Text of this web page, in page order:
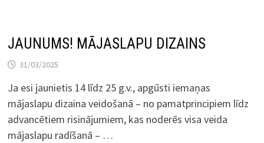
JAUNUMS! MĀJASLAPU DIZAINS
31/03/2025
Ja esi jaunietis 14 līdz 25 g.v., apgūsti iemaņas
mājaslapu dizaina veidošanā – no pamatprincipiem līdz
advancētiem risinājumiem, kas noderēs visa veida
mājaslapu radīšanā – …